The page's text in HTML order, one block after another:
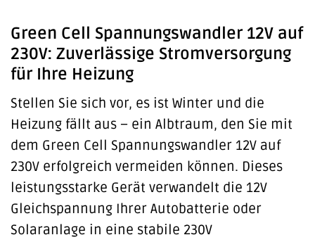
Green Cell Spannungswandler 12V auf
230V: Zuverlässige Stromversorgung
für Ihre Heizung
Stellen Sie sich vor, es ist Winter und die
Heizung fällt aus – ein Albtraum, den Sie mit
dem Green Cell Spannungswandler 12V auf
230V erfolgreich vermeiden können. Dieses
leistungsstarke Gerät verwandelt die 12V
Gleichspannung Ihrer Autobatterie oder
Solaranlage in eine stabile 230V